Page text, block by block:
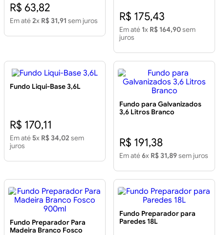
R$ 63,82
Em até2x R$ 31,91 sem juros R$ 175,43
Em até 1x R$ 164,90sem
juros
Fundo Liqui-Base 3,6L
R$ 170,11
Em até 5x R$ 34,02 sem
juros
Fundo para Galvanizados
3,6 Litros Branco
R$ 191,38
Em até6x R$ 31,89sem juros
Fundo Preparador Para
Madeira Branco Fosco
Fundo Preparador para
Paredes 18L